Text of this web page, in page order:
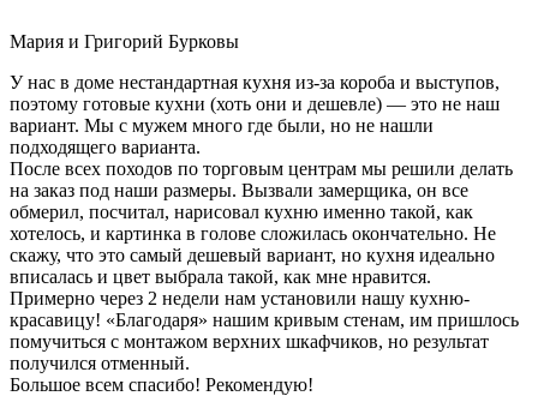
Мария и Григорий Бурковы
У нас в доме нестандартная кухня из-за короба и выступов,
поэтому готовые кухни (хоть они и дешевле) — это не наш
вариант. Мы с мужем много где были, но не нашли
подходящего варианта.
После всех походов по торговым центрам мы решили делать
на заказ под наши размеры. Вызвали замерщика, он все
обмерил, посчитал, нарисовал кухню именно такой, как
хотелось, и картинка в голове сложилась окончательно. Не
скажу, что это самый дешевый вариант, но кухня идеально
вписалась и цвет выбрала такой, как мне нравится.
Примерно через 2 недели нам установили нашу кухню-
красавицу! «Благодаря» нашим кривым стенам, им пришлось
помучиться с монтажом верхних шкафчиков, но результат
получился отменный.
Большое всем спасибо! Рекомендую!